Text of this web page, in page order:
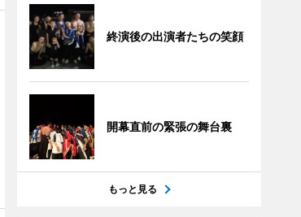
終演後の出演者たちの笑顔
開幕直前の緊張の舞台裏
もっと見る